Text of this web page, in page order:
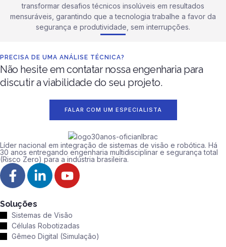
transformar desafios técnicos insolúveis em resultados
mensuráveis, garantindo que a tecnologia trabalhe a favor da
segurança e produtividade, sem interrupções.
PRECISA DE UMA ANÁLISE TÉCNICA?
Não hesite em contatar nossa engenharia para
discutir a viabilidade do seu projeto.
FALAR COM UM ESPECIALISTA
Líder nacional em integração de sistemas de visão e robótica. Há
30 anos entregando engenharia multidisciplinar e segurança total
(Risco Zero) para a indústria brasileira.
Soluções
Sistemas de Visão
Células Robotizadas
Gêmeo Digital (Simulação)